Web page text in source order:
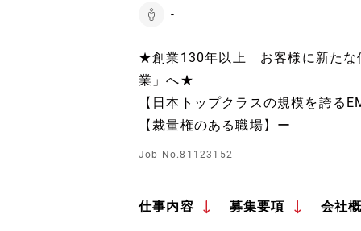
-
★創業130年以上 お客様に新たな
業」へ★
【日本トップクラスの規模を誇る
【裁量権のある職場】ー
Job No.81123152
仕事内容 募集要項 会社